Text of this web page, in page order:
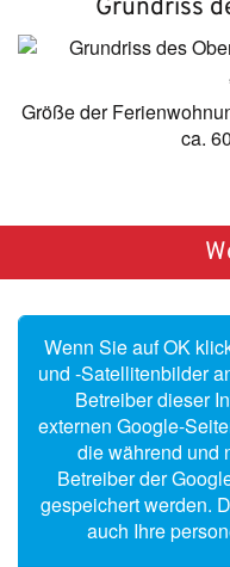
Grundriss
Größe der
ca.
Wenn Sie auf OK
und -Satellitenbilder
Betreiber dieser
externen Google-
die während und
Betreiber der
gespeichert werden.
auch Ihre